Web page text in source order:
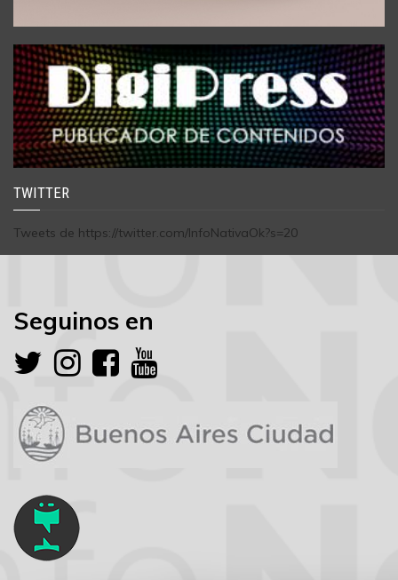
TWITTER
Tweets de https://twitter.com/InfoNativaOk?s=20
Seguinos en